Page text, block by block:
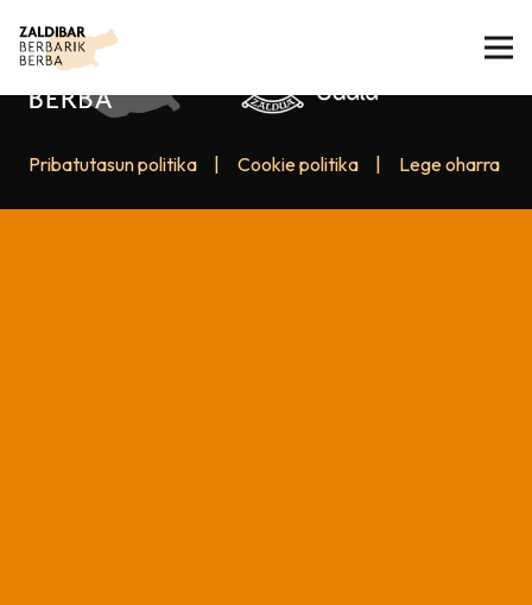
Pribatutasun politika Cookie politika Lege oharra